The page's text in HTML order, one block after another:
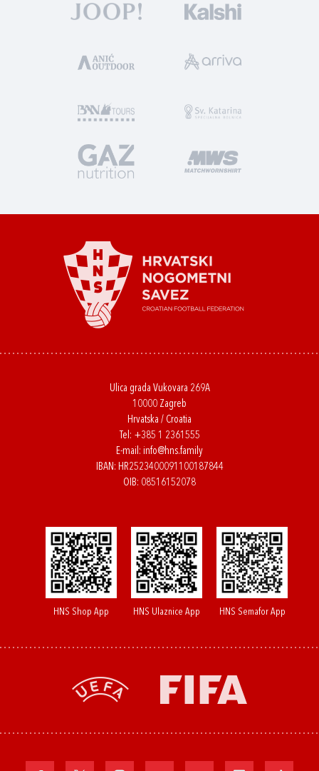
Ulica grada Vukovara 269A
10000 Zagreb
Hrvatska / Croatia
Tel: +385 1 2361555
E-mail: info@hns.family
IBAN: HR2523400091100187844
OIB: 08516152078
HNS Shop App HNS Ulaznice App HNS Semafor App